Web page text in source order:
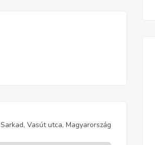
Sarkad, Vasút utca, Magyarország